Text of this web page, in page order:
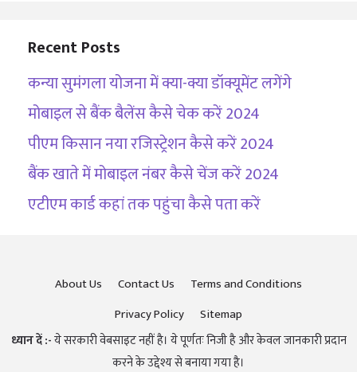
Recent Posts
कन्या सुमंगला योजना में क्या-क्या डॉक्यूमेंट लगेंगे
मोबाइल से बैंक बैलेंस कैसे चेक करें 2024
पीएम किसान नया रजिस्ट्रेशन कैसे करें 2024
बैंक खाते में मोबाइल नंबर कैसे चेंज करें 2024
एटीएम कार्ड कहां तक पहुंचा कैसे पता करें
About Us Contact Us
Terms and Conditions
Privacy Policy
Sitemap
ध्यान दें :-ये सरकारी वेबसाइट नहीं है। ये पूर्णतः निजी है और केवल जानकारी प्रदान
करने के उद्देश्य से बनाया गया है।